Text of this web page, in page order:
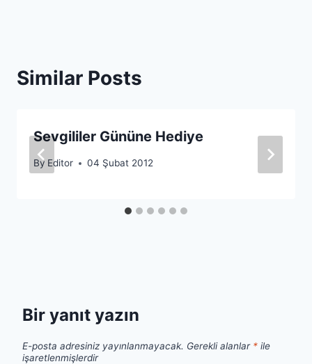
Similar Posts
Sevgililer Gününe Hediye
By Editor 04 Şubat 2012
Bir yanıt yazın
E-posta adresiniz yayınlanmayacak. Gerekli alanlar * ile
işaretlenmişlerdir